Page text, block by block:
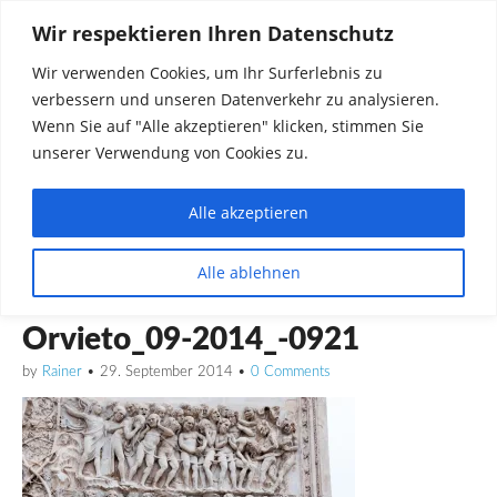
Wir respektieren Ihren Datenschutz
Wir verwenden Cookies, um Ihr Surferlebnis zu
verbessern und unseren Datenverkehr zu analysieren.
Wenn Sie auf "Alle akzeptieren" klicken, stimmen Sie
unserer Verwendung von Cookies zu.
Alle ablehnen
Alle akzeptieren
Rainer in Krawickel
Dinge die mich interessieren diskutieren
Orvieto_09-2014_-0921
by Rainer • 29. September 2014 • 0 Comments